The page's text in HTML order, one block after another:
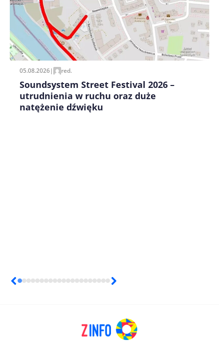
05.08.2026| red.
Soundsystem Street Festival 2026 –
utrudnienia w ruchu oraz duże
natężenie dźwięku